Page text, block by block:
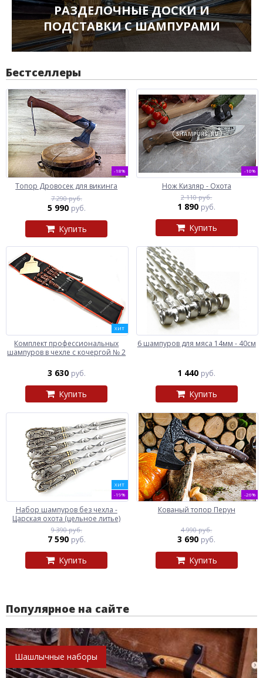
РАЗДЕЛОЧНЫЕ ДОСКИ И
ПОДСТАВКИ С ШАМПУРАМИ
Бестселлеры
-18%
Топор Дровосек для викинга
7 290 руб.
5 990 руб.
Купить
-10%
Нож Кизляр - Охота
2 110 руб.
1 890 руб.
Купить
ХИТ
Комплект профессиональных
шампуров в чехле с кочергой № 2
3 630 руб.
Купить
6 шампуров для мяса 14мм - 40см
1 440 руб.
Купить
ХИТ
-19%
Набор шампуров без чехла -
Царская охота (цельное литье)
9 390 руб.
7 590 руб.
Купить
-26%
Кованый топор Перун
4 990 руб.
3 690 руб.
Купить
Популярное на сайте
Шашлычные наборы